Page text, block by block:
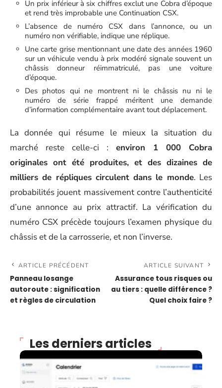
Un prix inférieur à six chiffres exclut une Cobra d’époque
et rend très improbable une Continuation CSX.
L’absence de numéro CSX dans l’annonce, ou un
numéro non vérifiable, indique une réplique.
Une carte grise mentionnant une date des années 1960
sur un véhicule vendu à prix modéré signale souvent un
châssis donneur réimmatriculé, pas une voiture
d’époque.
Des photos qui ne montrent ni le châssis nu ni le
numéro de série frappé méritent une demande
d’information complémentaire avant tout déplacement.
La donnée qui résume le mieux la situation du
marché reste celle-ci : environ 1 000 Cobra
originales ont été produites, et des dizaines de
milliers de répliques circulent dans le monde. Les
probabilités jouent massivement contre l’authenticité
d’une annonce au prix attractif. La vérification du
numéro CSX précède toujours l’examen physique du
châssis et de la carrosserie, et non l’inverse.
ARTICLE PRÉCÉDENT
Panneau losange
autoroute : signification
et règles de circulation
ARTICLE SUIVANT
Assurance tous risques ou
au tiers : quelle différence ?
Quel choix faire ?
Les derniers articles